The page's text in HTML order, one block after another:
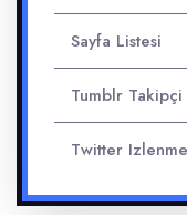
Sayfa Listesi
Tumblr
Twitter